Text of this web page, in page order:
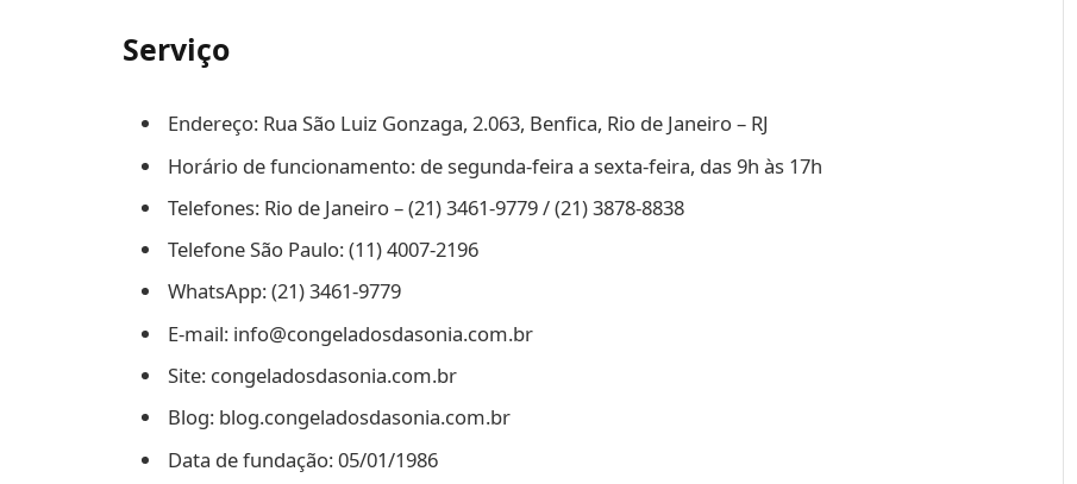
Serviço
Endereço: Rua São Luiz Gonzaga, 2.063, Benfica, Rio de Janeiro – RJ
Horário de funcionamento: de segunda-feira a sexta-feira, das 9h às 17h
Telefones: Rio de Janeiro – (21) 3461-9779 / (21) 3878-8838
Telefone São Paulo: (11) 4007-2196
WhatsApp: (21) 3461-9779
E-mail: info@congeladosdasonia.com.br
Site: congeladosdasonia.com.br
Blog: blog.congeladosdasonia.com.br
Data de fundação: 05/01/1986